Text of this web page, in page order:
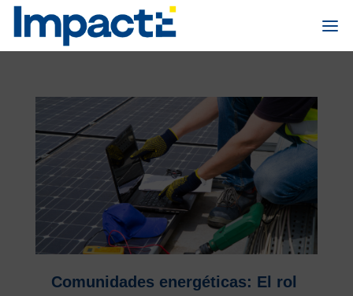
Comunidades energéticas: El rol